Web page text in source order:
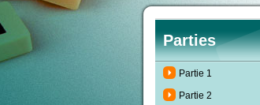
Parties
Partie 1
Partie 2